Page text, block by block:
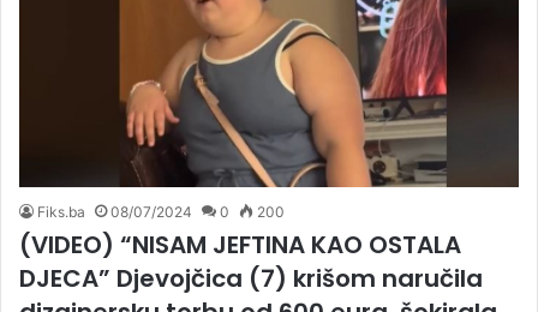
Fiks.ba 08/07/2024 0 200
(VIDEO) “NISAM JEFTINA KAO OSTALA
DJECA” Djevojčica (7) krišom naručila